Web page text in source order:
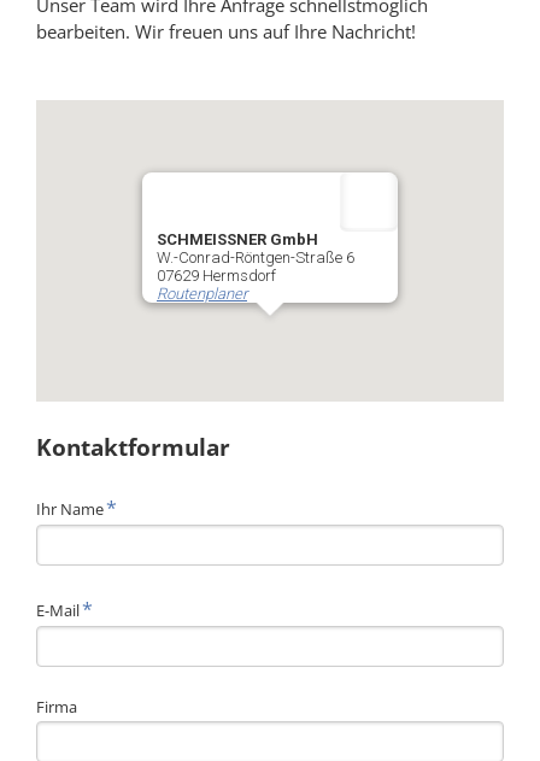
bearbeiten. Wir freuen uns auf Ihre Nachricht!
SCHMEISSNER GmbH
W.-Conrad-Röntgen-Straße 6
07629 Hermsdorf
Routenplaner
Kontaktformular
Pflichtfeld
Ihr Name*
Pflichtfeld
E-Mail*
Firma